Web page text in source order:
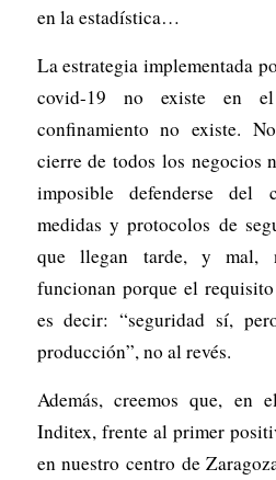
en la estadística…
La estrategia implementada
covid-19 no existe en
confinamiento no existe.
cierre de todos los negocios
imposible defenderse del
medidas y protocolos de
que llegan tarde, y mal,
funcionan porque el
es decir: “seguridad sí,
producción”, no al revés.
Además, creemos que, en
Inditex, frente al primer
en nuestro centro de